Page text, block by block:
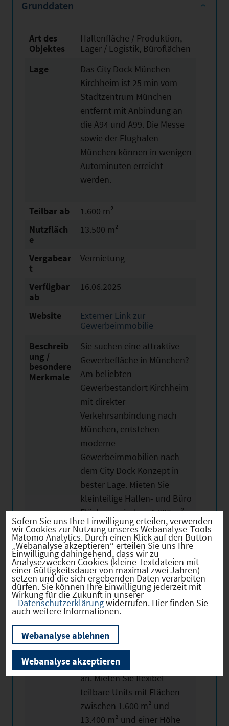
Grunddaten
Art des
Objektes
Hallenfläche / Produktion,
Lager / Logistik, Büroflächen
Lage
Das City Dock München
Kirchheim ist 25 min vom
Stadtzentrum München
entfernt mit Anbindung an
die A94 und A99. Die Messe
sowie der Flughafen
München können in wenigen
Autominuten erreicht
werden.
Teilbar ab
1.600 m²
Nutzfläch
e
13.500 m²
Vergabear
t
Vermietung
Verfügbar
ab
16.06.2025
Website
Externer Link zur
Gewerbeimmobilie
Beschreib
ung /
besondere
Merkmale
Sie suchen eine attraktive
Gewerbefläche in München?
Am beliebten
Gewerbestandort Kirchheim
mit direkter
Verkehrsanbindung nach
München, entstehen
moderne
Gewerbeimmobilien nach
dem City Dock Konzept in
bester Lage. Mieten Sie
kleinteilige Hallen- und Büro
Flächen zwischen 1.600 m²
und 13.500 m² mit flexibler
Teilbarkeit. Planen Sie schon
heute mit uns die Grundrisse
und hochwertige
Ausstattungsqualitäten
unserer Immobilie.
Gemeinsam passen wir die
modernen und individuellen
Büroflächen auf Mezzanine-
Ebene sowie Flexflächen auf
Ihre individuellen Vorhaben
an. Mieten Sie flexibel
teilbare Units mit Flächen
zwischen 1.600 m² und
13.400 m² und einer Höhe
Sofern Sie uns Ihre Einwilligung erteilen, verwenden
wir Cookies zur Nutzung unseres Webanalyse-Tools
Matomo Analytics. Durch einen Klick auf den Button
„Webanalyse akzeptieren“ erteilen Sie uns Ihre
Einwilligung dahingehend, dass wir zu
Analysezwecken Cookies (kleine Textdateien mit
einer Gültigkeitsdauer von maximal zwei Jahren)
setzen und die sich ergebenden Daten verarbeiten
dürfen. Sie können Ihre Einwilligung jederzeit mit
Wirkung für die Zukunft in unserer
Datenschutzerklärungwiderrufen. Hier finden Sie
auch weitere Informationen.
Webanalyse ablehnen
Webanalyse akzeptieren